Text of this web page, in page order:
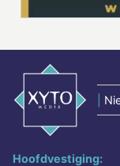
Hoofdvestiging: